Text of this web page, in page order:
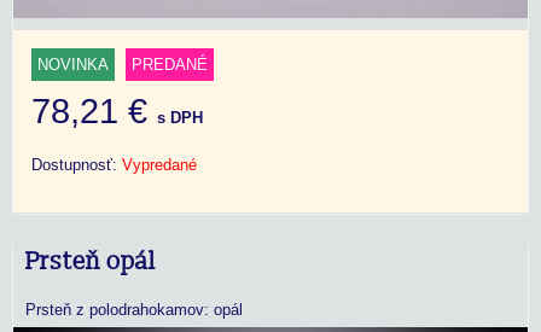
NOVINKA PREDANÉ
78,21 € s DPH
Dostupnosť: Vypredané
Prsteň opál
Prsteň z polodrahokamov: opál